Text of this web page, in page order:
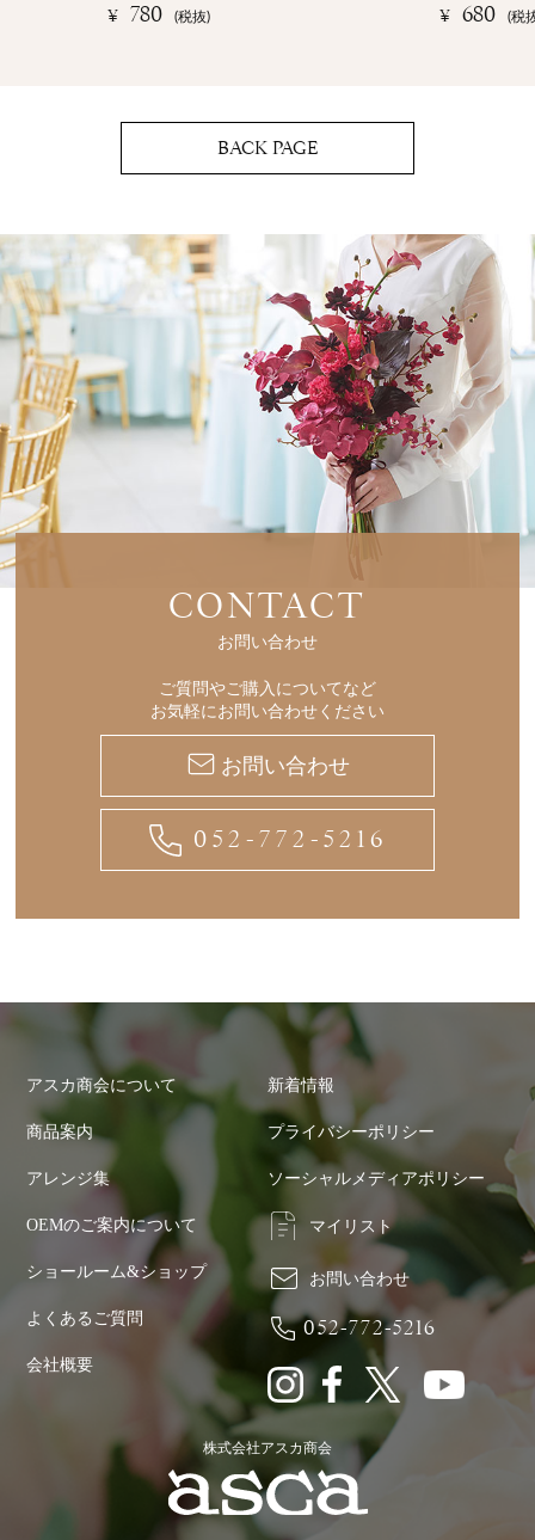
¥ 780 (税抜) ¥ 680 (税
BACK PAGE
CONTACT
お問い合わせ
ご質問やご購入についてなど
お気軽にお問い合わせください
お問い合わせ
052-772-5216
アスカ商会について
商品案内
アレンジ集
OEMのご案内について
ショールーム&ショップ
よくあるご質問
会社概要
新着情報
プライバシーポリシー
ソーシャルメディアポリシー
マイリスト
お問い合わせ
052-772-5216
株式会社アスカ商会